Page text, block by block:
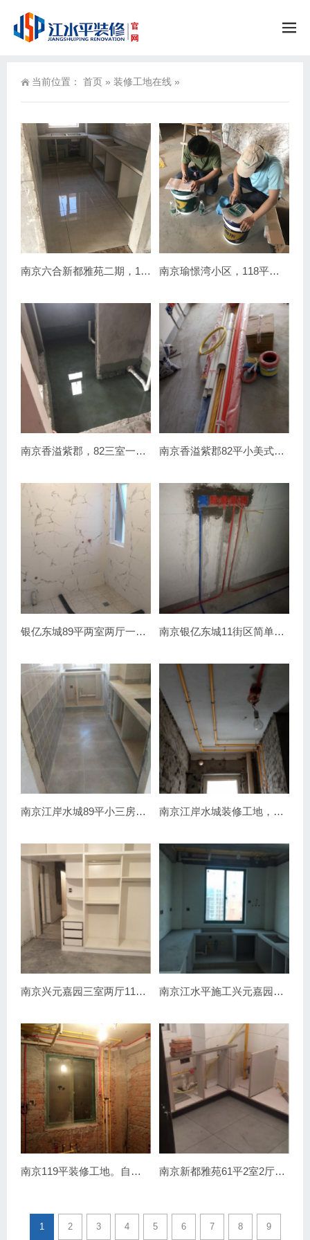
当前位置： 首页 » 装修工地在线 »
南京六合新都雅苑二期，102平简约混搭装修工地 南京瑜憬湾小区，118平水电装修进行中
南京香溢紫郡，82三室一厅瓦工装修进行中 南京香溢紫郡82平小美式风格水电装修进行中
银亿东城89平两室两厅一卫瓦工装修完毕 南京银亿东城11街区简单装修进行中
南京江岸水城89平小三房装修工地，瓦工装修进行中 南京江岸水城装修工地，水电装修进行中。
南京兴元嘉园三室两厅119平装修工地实拍 南京江水平施工兴元嘉园三室两厅瓦工装修完毕
南京119平装修工地。自己设计自由风家装日记。 南京新都雅苑61平2室2厅装修工地直播
1 2 3 4 5 6 7 8 9